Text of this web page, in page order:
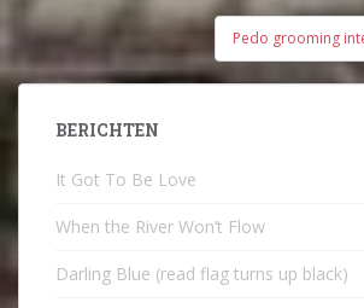
Pedo grooming
BERICHTEN
It Got To Be Love
When the River Won’t Flow
Darling Blue (read flag turns up black)